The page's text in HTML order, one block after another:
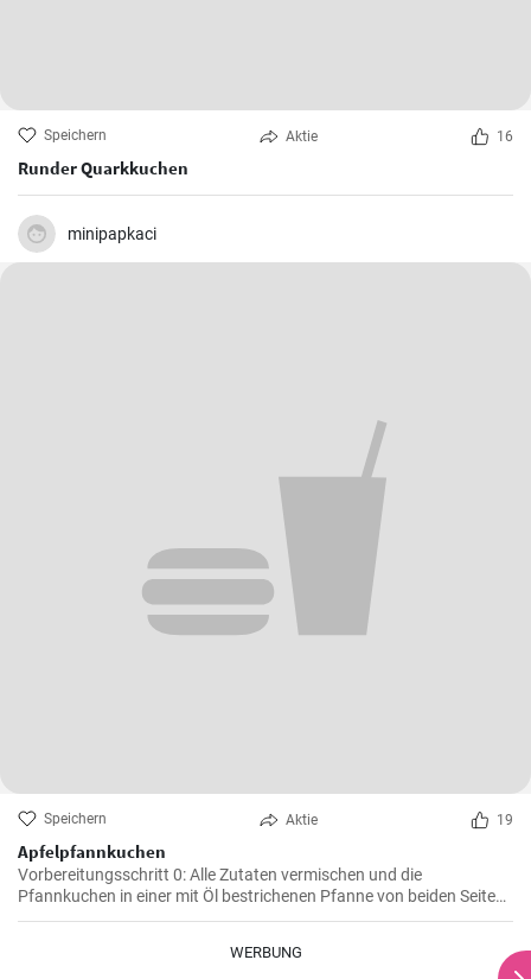
Speichern Aktie 16
Runder Quarkkuchen
minipapkaci
Speichern Aktie 19
Apfelpfannkuchen
Vorbereitungsschritt 0: Alle Zutaten vermischen und die
Pfannkuchen in einer mit Öl bestrichenen Pfanne von beiden Seiten
braten.
WERBUNG